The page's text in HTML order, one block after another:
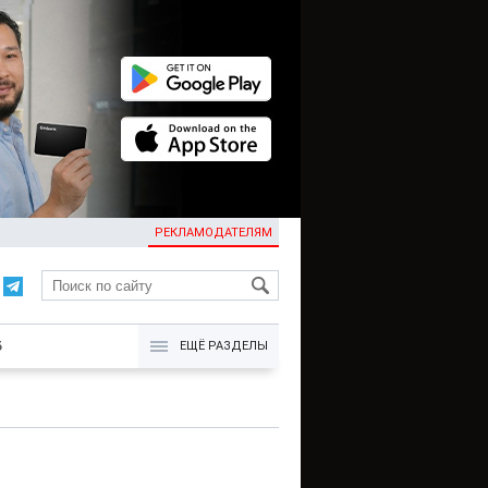
РЕКЛАМОДАТЕЛЯМ
KG
ЕЩЁ РАЗДЕЛЫ